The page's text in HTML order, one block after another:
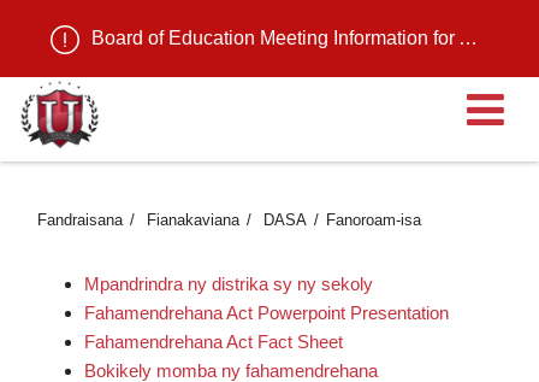
Board of Education Meeting Information for August 11, 2026
Fandraisana Fianakaviana DASA Fanoroam-isa
Mpandrindra ny distrika sy ny sekoly
Fahamendrehana Act Powerpoint Presentation
Fahamendrehana Act Fact Sheet
Bokikely momba ny fahamendrehana